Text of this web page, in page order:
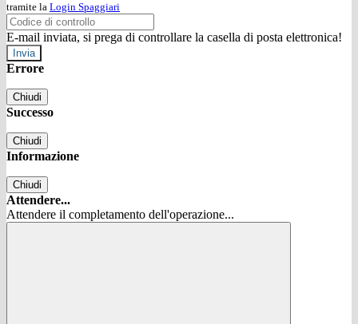
tramite la Login Spaggiari
E-mail inviata, si prega di controllare la casella di posta elettronica!
Errore
Chiudi
Successo
Chiudi
Informazione
Chiudi
Attendere...
Attendere il completamento dell'operazione...